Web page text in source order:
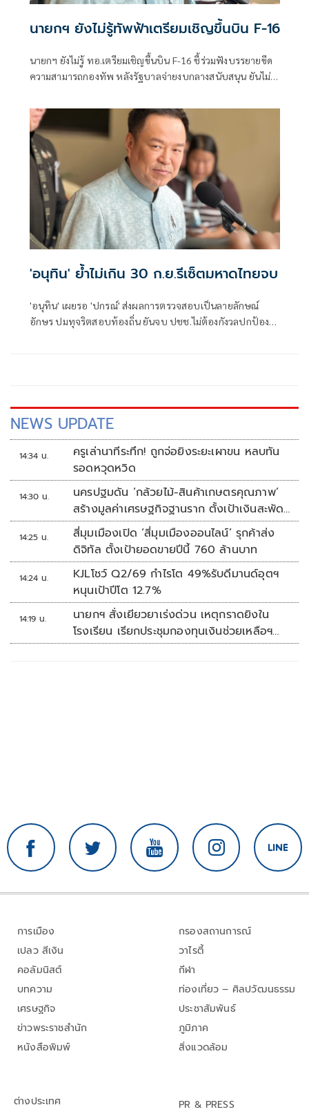
นายกฯ ยังไม่รู้ทัพฟ้าเตรียมเชิญขึ้นบิน F-16
นายกฯ ยังไม่รู้ ทอ.เตรียมเชิญขึ้นบิน F-16 ชี้ร่วมฟังบรรยายขีด
ความสามารถกองทัพ หลังรัฐบาลจ่ายงบกลางสนับสนุน ยันไม่
'อนุทิน' ย้ำไม่เกิน 30 ก.ย.รีเซ็ตมหาดไทยจบ
'อนุทิน' เผยรอ 'ปกรณ์' ส่งผลการตรวจสอบเป็นลายลักษณ์
อักษร ปมทุจริตสอบท้องถิ่น ยันจบ ปชช.ไม่ต้องกังวลปกป้อง
NEWS UPDATE
14:34 น.
ครูเล่านาทีระทึก! ถูกจ่อยิงระยะเผาขน หลบทัน
รอดหวุดหวิด
14:30 น.
นครปฐมดัน ‘กล้วยไม้-สินค้าเกษตรคุณภาพ’
สร้างมูลค่าเศรษฐกิจฐานราก ตั้งเป้าเงินสะพัด
10 ล้านบาท
14:25 น.
สี่มุมเมืองเปิด ‘สี่มุมเมืองออนไลน์’ รุกค้าส่ง
ดิจิทัล ตั้งเป้ายอดขายปีนี้ 760 ล้านบาท
14:24 น.
KJLโชว์ Q2/69 กำไรโต 49%รับดีมานด์อุตฯ
หนุนเป้าปีโต 12.7%
14:19 น.
นายกฯ สั่งเยียวยาเร่งด่วน เหตุกราดยิงใน
โรงเรียน เรียกประชุมกองทุนเงินช่วยเหลือฯ
ทันที
การเมือง
เปลว สีเงิน
คอลัมนิสต์
บทความ
เศรษฐกิจ
ข่าวพระราชสำนัก
หนังสือพิมพ์
กรองสถานการณ์
วาไรตี้
กีฬา
ท่องเที่ยว – ศิลปวัฒนธรรม
ประชาสัมพันธ์
ภูมิภาค
สิ่งแวดล้อม
ต่างประเทศ
PR & PRESS